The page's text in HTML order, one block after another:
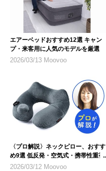
エアーベッドおすすめ12選 キャン
プ・来客用に人気のモデルを厳選
2026/03/13 Moovoo
〈プロ解説〉ネックピロー、おすす
め9選 低反発・空気式・携帯性重視
の選び方
2026/03/12 Moovoo